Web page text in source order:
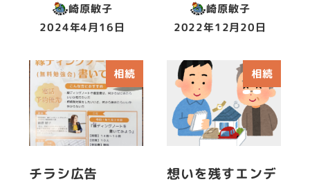
崎原敏子
投稿日
2024年4月16日
崎原敏子
投稿日
2022年12月20日
相続
チラシ広告
相続
想いを残すエンデ